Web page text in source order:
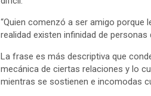
“Quien comenzó a ser amigo porque
realidad existen infinidad de
La frase es más descriptiva que
mecánica de ciertas relaciones y lo
mientras se sostienen e incomodas